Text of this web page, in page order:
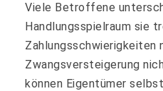
Viele Betroffene
Handlungsspielraum sie
Zahlungsschwierigkeiten
Zwangsversteigerung
können Eigentümer